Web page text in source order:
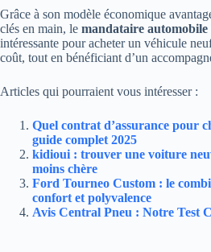
Grâce à son modèle économique
clés en main, le mandataire automobile
intéressante pour acheter un véhicule
coût, tout en bénéficiant d’un
Articles qui pourraient vous intéresser :
Quel contrat d’assurance pour
guide complet 2025
kidioui : trouver une voiture
moins chère
Ford Tourneo Custom : le
confort et polyvalence
Avis Central Pneu : Notre Test